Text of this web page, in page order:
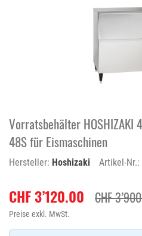
Vorratsbehälter HOSHIZAKI
48S für Eismaschinen
Hersteller: Hoshizaki Artikel-Nr.:
CHF 3’120.00 CHF
Preise exkl. MwSt.